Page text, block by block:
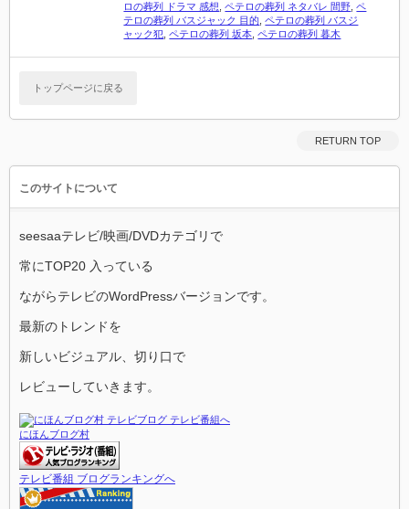
ロの葬列 ドラマ 感想 ,ペテロの葬列 ネタバレ 間野 ,ペ
テロの葬列 バスジャック 目的 ,ペテロの葬列 バスジ
ャック犯 ,ペテロの葬列 坂本 ,ペテロの葬列 暮木
トップページに戻る
RETURN TOP
このサイトについて
seesaaテレビ/映画/DVDカテゴリで
常にTOP20 入っている
ながらテレビのWordPressバージョンです。
最新のトレンドを
新しいビジュアル、切り口で
レビューしていきます。
にほんブログ村
テレビ番組 ブログランキングへ